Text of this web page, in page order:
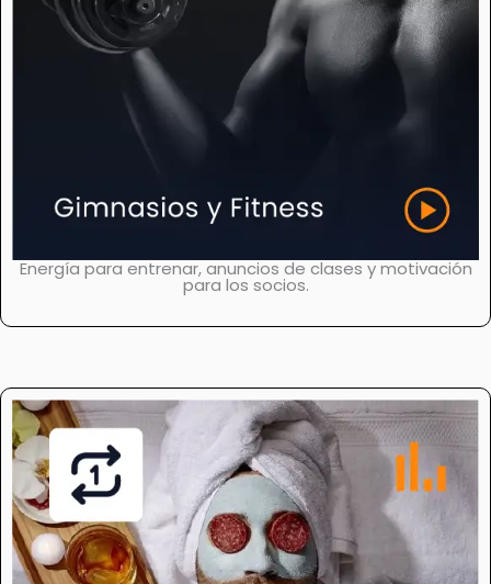
Energía para entrenar, anuncios de clases y motivación
para los socios.